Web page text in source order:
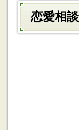
恋愛相